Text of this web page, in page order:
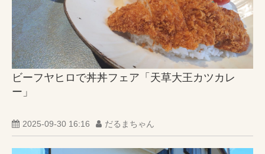
ビーフヤヒロで丼丼フェア「天草大王カツカレ
ー」
2025-09-30 16:16 だるまちゃん